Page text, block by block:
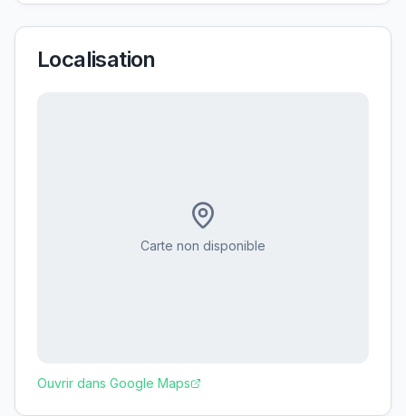
Localisation
Carte non disponible
Ouvrir dans Google Maps